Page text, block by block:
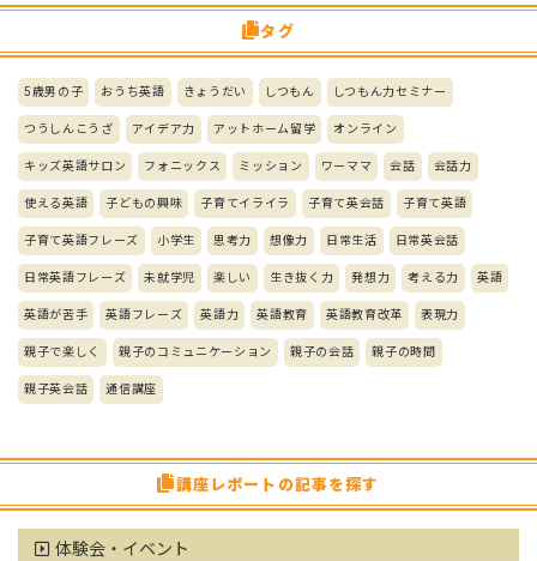
タグ
5歳男の子 おうち英語 きょうだい しつもん しつもん力セミナー
つうしんこうざ アイデア力 アットホーム留学 オンライン
キッズ英語サロン フォニックス ミッション ワーママ 会話 会話力
使える英語 子どもの興味 子育てイライラ 子育て英会話 子育て英語
子育て英語フレーズ 小学生 思考力 想像力 日常生活 日常英会話
日常英語フレーズ 未就学児 楽しい 生き抜く力 発想力 考える力 英語
英語が苦手 英語フレーズ 英語力 英語教育 英語教育改革 表現力
親子で楽しく 親子のコミュニケーション 親子の会話 親子の時間
親子英会話 通信講座
講座レポートの記事を探す
体験会・イベント